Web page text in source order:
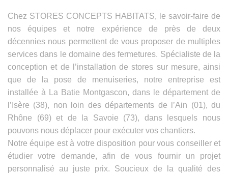
Chez STORES CONCEPTS HABITATS, le savoir-faire de
nos équipes et notre expérience de près de deux
décennies nous permettent de vous proposer de multiples
services dans le domaine des fermetures. Spécialiste de la
conception et de l’installation de stores sur mesure, ainsi
que de la pose de menuiseries, notre entreprise est
installée à La Batie Montgascon, dans le département de
l’Isère (38), non loin des départements de l’Ain (01), du
Rhône (69) et de la Savoie (73), dans lesquels nous
pouvons nous déplacer pour exécuter vos chantiers.
Notre équipe est à votre disposition pour vous conseiller et
étudier votre demande, afin de vous fournir un projet
personnalisé au juste prix. Soucieux de la qualité des